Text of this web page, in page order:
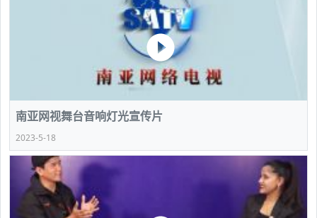
南亚网视舞台音响灯光宣传片
2023-5-18